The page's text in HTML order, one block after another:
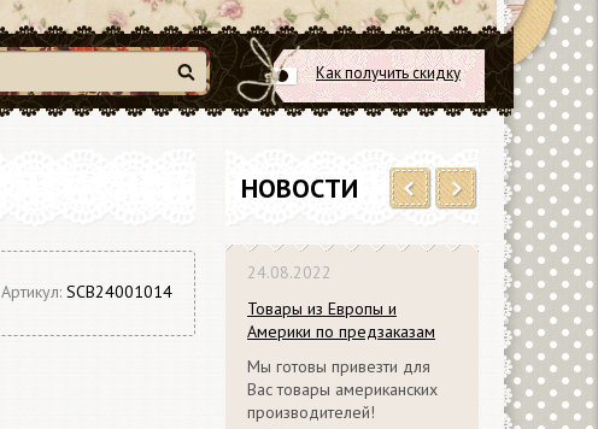
Как получить скидку
Найти
НОВОСТИ
24.08.2022
Товары из Европы и
Америки по предзаказам
Мы готовы привезти для
Вас товары американских
производителей!
Артикул: SCB24001014